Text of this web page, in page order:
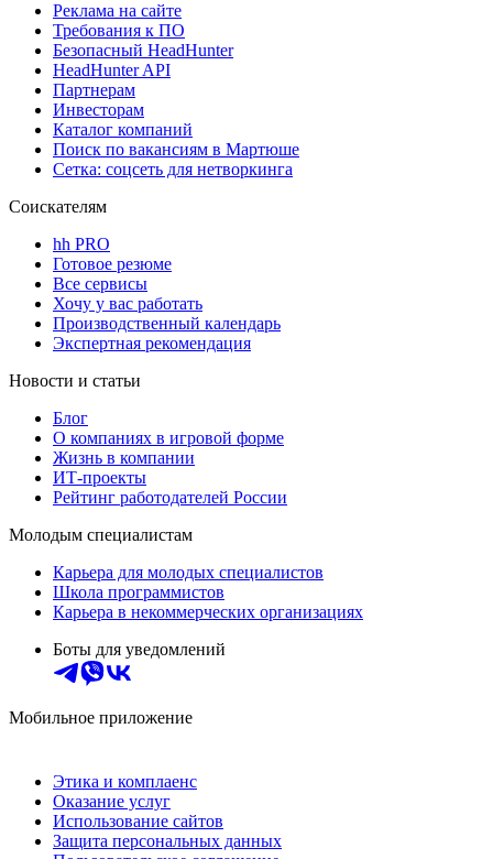
Реклама на сайте
Требования к ПО
Безопасный HeadHunter
HeadHunter API
Партнерам
Инвесторам
Каталог компаний
Поиск по вакансиям в Мартюше
Сетка: соцсеть для нетворкинга
Соискателям
hh PRO
Готовое резюме
Все сервисы
Хочу у вас работать
Производственный календарь
Экспертная рекомендация
Новости и статьи
Блог
О компаниях в игровой форме
Жизнь в компании
ИТ-проекты
Рейтинг работодателей России
Молодым специалистам
Карьера для молодых специалистов
Школа программистов
Карьера в некоммерческих организациях
Боты для уведомлений
Мобильное приложение
Этика и комплаенс
Оказание услуг
Использование сайтов
Защита персональных данных